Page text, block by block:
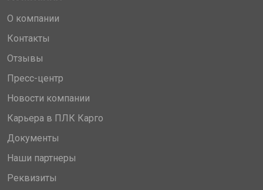
О компании
Контакты
Отзывы
Пресс-центр
Новости компании
Карьера в ПЛК Карго
Документы
Наши партнеры
Реквизиты